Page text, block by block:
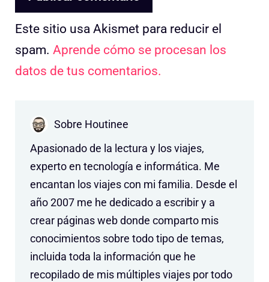
Este sitio usa Akismet para reducir el
spam. Aprende cómo se procesan los
datos de tus comentarios.
Sobre Houtinee
Apasionado de la lectura y los viajes,
experto en tecnología e informática. Me
encantan los viajes con mi familia. Desde el
año 2007 me he dedicado a escribir y a
crear páginas web donde comparto mis
conocimientos sobre todo tipo de temas,
incluida toda la información que he
recopilado de mis múltiples viajes por todo